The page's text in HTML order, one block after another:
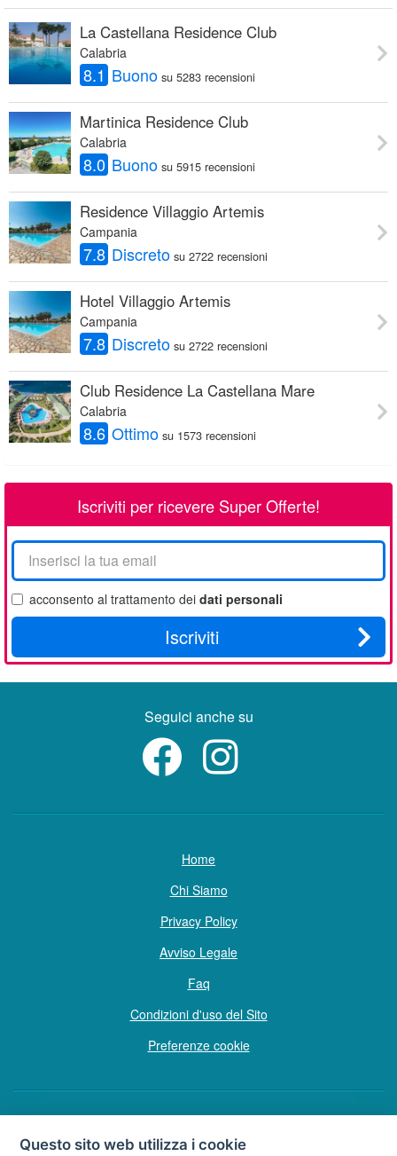
La Castellana Residence Club
Calabria
8.1 Buono su 5283 recensioni
Martinica Residence Club
Calabria
8.0 Buono su 5915 recensioni
Residence Villaggio Artemis
Campania
7.8 Discreto su 2722 recensioni
Hotel Villaggio Artemis
Campania
7.8 Discreto su 2722 recensioni
Club Residence La Castellana Mare
Calabria
8.6 Ottimo su 1573 recensioni
Iscriviti per ricevere Super Offerte!
La
tua
email
acconsento al trattamento dei dati personali
Iscriviti
Seguici anche su
Home
Chi Siamo
Privacy Policy
Avviso Legale
Faq
Condizioni d'uso del Sito
Preferenze cookie
Copyright © Tutti i diritti sono riservati
Questo sito web utilizza i cookie